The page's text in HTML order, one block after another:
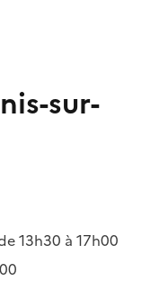
sur-
13h30 à 17h00